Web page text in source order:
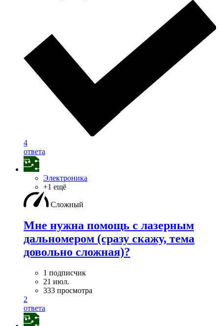
4
ответа
Электроника
+1 ещё
Сложный
Мне нужна помощь с лазерным
дальномером (сразу скажу, тема
довольно сложная)?
1 подписчик
21 июл.
333 просмотра
2
ответа